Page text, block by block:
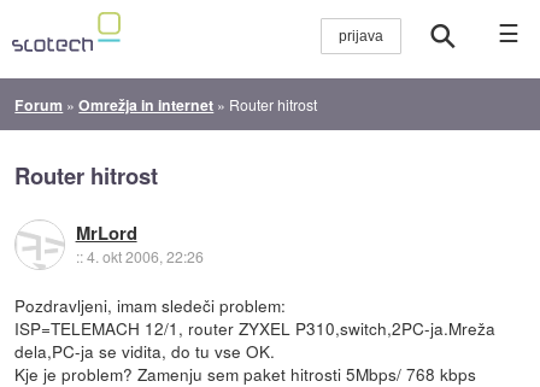
☰
Forum »Omrežja in internet » Router hitrost
Router hitrost
MrLord
::4. okt 2006, 22:26
Pozdravljeni, imam sledeči problem:
ISP=TELEMACH 12/1, router ZYXEL P310,switch,2PC-ja.Mreža
dela,PC-ja se vidita, do tu vse OK.
Kje je problem? Zamenju sem paket hitrosti 5Mbps/ 768 kbps